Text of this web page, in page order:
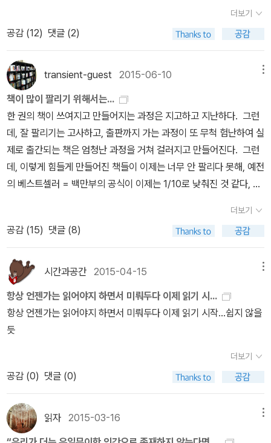
다.'인간은 누구나 저 자신일 뿐만 아니라 세상의 현상들이 교차하는
지점, 단 한 번 뿐이고 아주 특별한, 어떤 경우에도 중요하고 특이한
한 지점이다.'But each man is not only himself, he is also the
unique, quite special, and in every case the important and r
emarkable point where the world's phenomena converge, i
n a certain manner, never again to be repeated.유일무이한
교차점인 '인간'에 대해서 정의하지만, 그 인간은 보편성을 가지고 있
고 그래서 우리는 '데미안'을 읽으며 공감할 수 있을 것이다.'그 누구도
온전히 자기 자신이 되어본 적이 없건만, 누구나 자기 자신이 되려고
애쓴다.'No man has ever yet attained to self-realization; ye
t he strives thereafter, one ploddingly, another with less eff
ort, each as best he can.두 번째 절은 '누구나 자기 자신이 되려
이 힘겹게 다른 누구는 그보다 더 적은 노력으로, 하지만 모두 최선을
다해 자기 자신이 되려고 고군분투한다. '로 해석하는 것이 더 적합한
것 같다.데미안은 우리 모두가 자신을 인지하고 또 그 자신을 찾아가
는 이야기일 것이다. 모두 다른 '우리 모두'는 각자의 방식으로 각자의
처지에서 최선을 다해 노력하고 찾아가고 있을 것이다.그리고 그 길
레바퀴 아래서》의 한스 기벤라트, 《데미안》의 에밀 싱클레어)의 입을
빌려 인간의 사명은 진정한 ‘나’를 찾는 데 있다고 강조한다. 헤세는
‘나’를 찾는 내면의 길을 가기 위해 현실에 맞서 싸웠다. 동양사상은
세계와 자아를 섬세하게 성찰하는 데 도움을 줬다. 헤세의 회상에 따
르면 집에 동양인들이 자주 드나들었고, 헤세의 외할아버지는 알 수
없는 말로 그들과 대화를 나누기도 했다. 헤세의 집은 동서양 학문이
만나는 분위기를 자아냈다. 그의 문학이 동서양을 아우르는 것은 집
안 분위기와 무관하지 않은 것이다. 마리아 베르누이(Maria Berno
ulli, 헤세의 첫 번째 부인)와 결혼한 헤세는 독일과 스위스의 접경 지
역에 있는 가이엔호펜(Gaienhofen)에 정착하여 글쓰기에 전념했
다. 1911년 서른네 살의 헤세는 가이엔호펜을 떠나 아주 긴 여행길에
위생상태, 그리고 적지 않은 여행비 등 현실적인 어려움에 부딪히게
영국령 말레이반도, 네덜란드령 인도네시아의 수마트라 섬을 둘러본
다. 실론 섬은 1948년에 인도로부터 독립하면서 ‘스리랑카’로 불리
게 됐고, 말레이반도 일부는 독립 이후 싱가포르의 영토로 편입되었
이 책은 《인도 여행》(원제: Aus Indien)이라는 제목으로 알려지게
된다. 그의 기행문은 식민지 통치하에 비참하게 살아가는 가난한 원
경 속에서 열심히 살아가는 중국인들에 이르기까지 이방인의 눈앞에
펼쳐진 장면을 미화나 첨삭 없이 그대로 보여준다. 《인도 여행》 번역
자기 자신이 되지 못했다. -데미안, 헤르만 헤세, 김인순 옮김, 열린책
들,2014; 정여울의 <대면: 내 안의 '내면아이'와 만나는 시간, Axt 재
'일찍이 그 누구도 완벽하게 자기 자신이 되지 못했다.'는 이 문장을
과연 스무 살이 이해할 수 있었을까? 이제서야 나는 이 문장을 믿을
수 있다. 결국 제대로 정말 자기 자신이 되어 가는 과정이 나이듦의 과
정이라는 걸 이제서야 배운다. 저만치 별처럼 떠 있는 선구자들, 위인
들, 유명 인사들이 지향점이 아니라 결국 내가 가장 나다워지는 과정
을 사회의 용인되는 틀 안에서 전개해 나가는 게 사는 과정인 것 같
다. 그러고 보면 책도 인연이 닿아야 한다. 그 친구와 소원해지며 <데
미안>도 돌려주지 못했다. 그 친구는 또 다른 누군가에게서 그 책을
길이 없다. 나는 아직도 내 자신을 제대로 찾지 못했지만 찾아가는 과
정이라 믿고 싶다. 어쩌면 끝나지 않을지도 미완으로 끝날지 모르는
이 지난한 과정에서 이제 제대로 가로쓰기가 된 잘 읽히는 잘 읽을 수
있는 <데미안>을 다시 시작해야 할 것도 같다.
사실. ㅠ.ㅠ 우리 옛 이야기들 더 찾아 읽어봐야겠어요. 03. 도련
님, 나쓰메 소세키 저, 오유리 역, 문예출판사, 200604. 라쇼몬, 아
쿠타가와 류노스케 저, 서은혜 역, 민음사, 2014 05. 그림 동화집 1,
그림 형제 저, 홍성광 역, 펭귄클래식코리아, 201106. 그림 동화집 2,
그림 형제 저, 홍성광 역, 펭귄클래식코리아, 2011 서양 옛 이야기들.
어쩌면 나라는 존재를 이룬 이야기들 일수도... 아직도 기억하는 얘기
들이 많은 걸 보면... 글자를 깨우치자마자 읽기 시작한 이런 이야기들
이 무의식에서 나를 지배하는 것 같아요. 내 공주병의 근원이라고나
할까. 07. 크리스마스 캐럴, 찰스 디킨스 저, 이은정 역, 펭귄클래식
코리아, 2008 이 책을 읽다보니 맹자의 “이양역우(以羊易牛)” 이
야기가 생각나더이다. 나는 스크루지가 암울한 자기 미래 때문이 아
니라 어린아이의 고통을 직접 보고 나서 마음이 움직인 것이라고 생
각해요. 08. 예스타 베를링 이야기, 셀마 라겔뢰프 저, 강윤영 역,
역, 열린책들, 200910. 악령-중, 표도르 도스토예프스키 저, 김연경
역, 열린책들, 200911. 악령-하, 표도르 도스토예프스키 저, 김연경
역, 열린책들, 2009 도스토예프스키는 철학자이자 심리학자이자 영
화감독 같습니다. 각 인물들의 캐릭터가 너무 생생해서 영화를 보는
거 같거든요. 진짜 흥미진진하게 읽었지만... 너무 길었어요 ㅜ.ㅜ 1
읽은 데미안과 현재 내가 읽은 데미안은 완전히 다른 책이었습니다.
책 내용이 바뀐 건 아니고 내 눈이 바뀐 거겠지요. 그래서 소위 고전은
두 번 읽으라고 하나 봅니다. 13. 모스크바에서의 오해, 시몬 드 보부
아르 저, 최정수 역, 부키, 201614. 10 1/2장으로 쓴 세계 역사, 줄리
언 반스 저, 신재실 역, 열린책들, 2010 15. 채식주의자, 한강 저, 창
더보기
공감 (12) 댓글 (2)
transient-guest 2015-06-10
책이 많이 팔리기 위해서는...
한 권의 책이 쓰여지고 만들어지는 과정은 지고하고 지난하다. 그런
데, 잘 팔리기는 고사하고, 출판까지 가는 과정이 또 무척 험난하여 실
제로 출간되는 책은 엄청난 과정을 거쳐 걸러지고 만들어진다. 그런
데, 이렇게 힘들게 만들어진 책들이 이제는 너무 안 팔리다 못해, 예전
의 베스트셀러 = 백만부의 공식이 이제는 1/10로 낮춰진 것 같다, 마
다운로드를 탓하겠지만, 책시장의 경우 상당부분은 그냥 책을 안 읽
는 경향이 거의 대부분의 문제가 되고, 여기에 불법스캔이나 사서 읽
지 않는 관행을 아주 조금 탓할 수 있겠다.이런 세태임에도 불구하고,
아주 가끔 매우 잘 팔리는 책이 나오기도 하는데, 주로 특정한 시기의
현상을 잘 포착하여 유명세를 타게 되는 책이 대부분인 듯 하다. 예전
에 안철수, 김난도, 법정스님 등이름을 보면 대충 기억할 수 있을 것이
다. 유행이 시들해지면 짤방으로 풀리고, 욕도 먹고 하지만, 어쨌든
저자들은 엄청난 인세와 유명세를 얻은 후의 일이니까, 저자가 특별
히 속상할 것 같지는 않다. 유명세를 타는 또다른 경로는 책의 귀하신
TV출연이라고 하겠다. 드라마, 그것도 뜨는 드라마에서 주인공이 손
있는 엄청난 sales의 기폭제가 될 수 있음이다. 다음의 예를 들어본
다. 각각 '주군의 태양', '별에서 온 그대', 그리고 '프로듀사'에서 활약
했거나 현재 활약하고 있는 책들이다. '그리고...'와 '데미안'은 워낙
더보기
공감 (15) 댓글 (8)
시간과공간 2015-04-15
항상 언젠가는 읽어야지 하면서 미뤄두다 이제 읽기 시...
항상 언젠가는 읽어야지 하면서 미뤄두다 이제 읽기 시작...쉽지 않을
듯
더보기
공감 (0) 댓글 (0)
읽자 2015-03-16